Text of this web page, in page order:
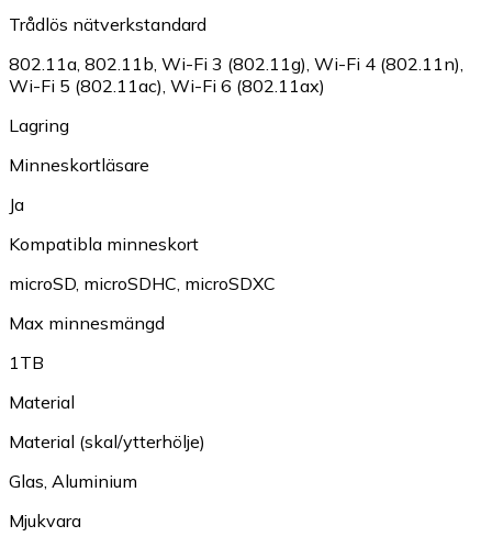
Trådlös nätverkstandard
802.11a, 802.11b, Wi-Fi 3 (802.11g), Wi-Fi 4 (802.11n),
Wi-Fi 5 (802.11ac), Wi-Fi 6 (802.11ax)
Lagring
Minneskortläsare
Ja
Kompatibla minneskort
microSD, microSDHC, microSDXC
Max minnesmängd
1TB
Material
Material (skal/ytterhölje)
Glas, Aluminium
Mjukvara